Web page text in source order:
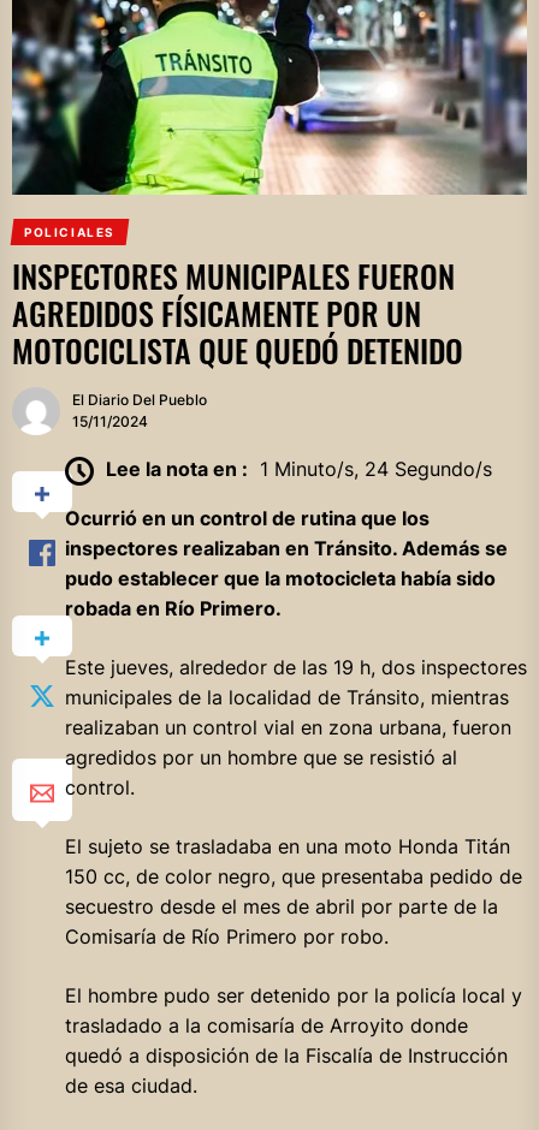
POLICIALES
INSPECTORES MUNICIPALES FUERON
AGREDIDOS FÍSICAMENTE POR UN
MOTOCICLISTA QUE QUEDÓ DETENIDO
El Diario Del Pueblo
15/11/2024
Lee la nota en : 1 Minuto/s, 24 Segundo/s
Ocurrió en un control de rutina que los
inspectores realizaban en Tránsito. Además se
pudo establecer que la motocicleta había sido
robada en Río Primero.
Este jueves, alrededor de las 19 h, dos inspectores
municipales de la localidad de Tránsito, mientras
realizaban un control vial en zona urbana, fueron
agredidos por un hombre que se resistió al
control.
El sujeto se trasladaba en una moto Honda Titán
150 cc, de color negro, que presentaba pedido de
secuestro desde el mes de abril por parte de la
Comisaría de Río Primero por robo.
El hombre pudo ser detenido por la policía local y
trasladado a la comisaría de Arroyito donde
quedó a disposición de la Fiscalía de Instrucción
de esa ciudad.